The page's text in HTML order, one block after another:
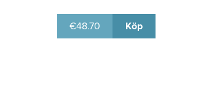
€48.70 Köp